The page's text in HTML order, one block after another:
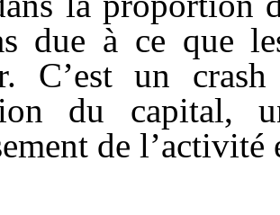
due à ce que
C’est un
du capital,
de l’activité